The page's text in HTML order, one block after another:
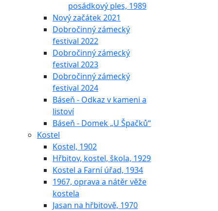
posádkový ples, 1989
Nový začátek 2021
Dobročinný zámecký
festival 2022
Dobročinný zámecký
festival 2023
Dobročinný zámecký
festival 2024
Báseň - Odkaz v kameni a
listoví
Báseň - Domek „U Špačků“
Kostel
Kostel, 1902
Hřbitov, kostel, škola, 1929
Kostel a Farní úřad, 1934
1967, oprava a nátěr věže
kostela
Jasan na hřbitově, 1970